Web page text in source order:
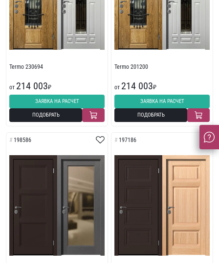
Termo 230694
от 214 003₽
ЗАЯВКА НА РАСЧЕТ
ПОДОБРАТЬ
Termo 201200
от 214 003₽
ЗАЯВКА НА РАСЧЕТ
ПОДОБРАТЬ
198586 197186